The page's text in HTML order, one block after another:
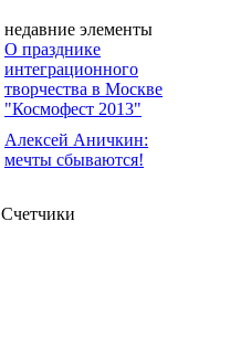
недавние элементы
О празднике
интеграционного
творчества в Москве
"Космофест 2013"
Алексей Аничкин:
мечты сбываются!
Счетчики